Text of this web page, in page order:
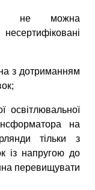
не можна
з дотриманням
освітлювальної
на
тільки з
із напругою до
перевищувати